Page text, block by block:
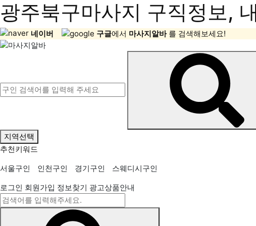
광주북구마사지 구직정보,
네이버 구글에서 마사지알바 를 검색해보세요!
지역선택
추천키워드
서울구인
인천구인 경기구인
스웨디시구인
로그인 회원가입 정보찾기 광고상품안내